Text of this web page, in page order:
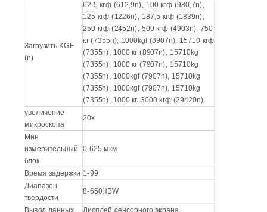
Загрузить KGF
62,5 кгф (612,9n), 100 кгф (980,7n),
125 кгф (1226n), 187,5 кгф (1839n),
250 кгф (2452n), 500 кгф (4903n), 750
кг (7355n), 1000kgf (8907n), 15710 кгф
(7355n), 1000 кг (8907n), 15710kg
(7355n), 1000 кг (7907n), 15710kg
(7355n), 1000kgf (7907n), 15710kg
(7355n), 1000kgf (7907n), 15710kg
(7355n), 1000 кг. 3000 кгф (29420n)
увеличение
микроскопа
Мин
измерительный
блок
Время задержки 1-99
Диапазон
твердости